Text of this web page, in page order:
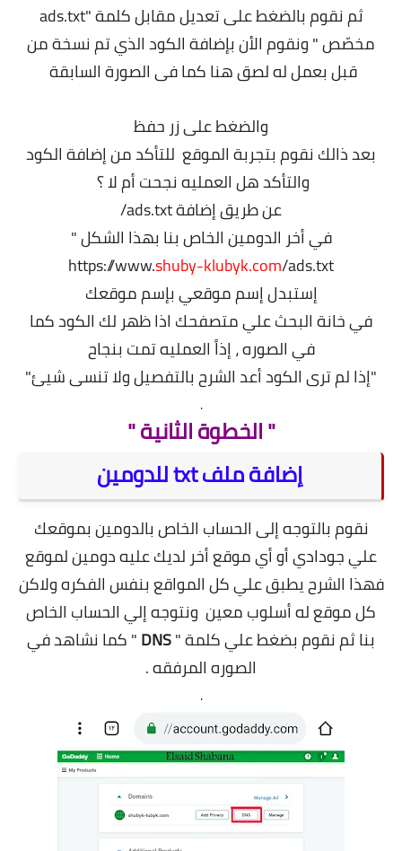
ثم نقوم بالضغط على تعديل مقابل كلمة "ads.txt
مخصّص " ونقوم الأن بإضافة الكود الذي تم نسخة من
قبل بعمل له لصق هنا كما فى الصورة السابقة
والضغط على زر حفظ
بعد ذالك نقوم بتجربة الموقع للتأكد من إضافة الكود
والتأكد هل العمليه نجحت أم لا ؟
عن طريق إضافة ads.txt/
في أخر الدومين الخاص بنا بهذا الشكل "
https://www.shuby-klubyk.com/ads.txt
إستبدل إسم موقعي بإسم موقعك
في خانة البحث علي متصفحك اذا ظهر لك الكود كما
في الصوره ، إذاً العمليه تمت بنجاح
"إذا لم ترى الكود أعد الشرح بالتفصيل ولا تنسى شيئ"
.
" الخطوة الثانية "
إضافة ملف txt للدومين
نقوم بالتوجه إلى الحساب الخاص بالدومين بموقعك
علي جودادي أو أي موقع أخر لديك عليه دومين لموقع
فهذا الشرح يطبق علي كل المواقع بنفس الفكره ولاكن
كل موقع له أسلوب معين ونتوجه إلي الحساب الخاص
بنا ثم نقوم بضغط علي كلمة "DNS" كما نشاهد في
الصوره المرفقه .
.